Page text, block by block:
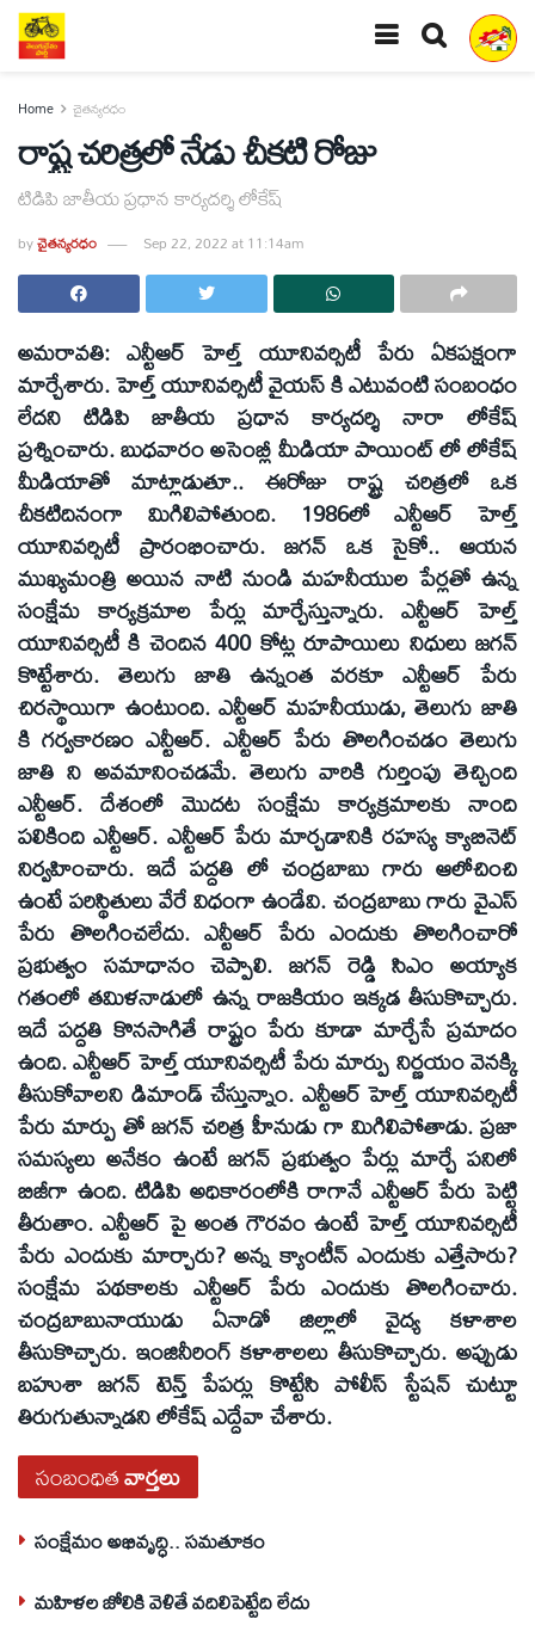
Home చైతన్యరధం
రాష్ట్ర చరిత్రలో నేడు చీకటి రోజు
టిడిపి జాతీయ ప్రధాన కార్యదర్శి లోకేష్‌
byచైతన్యరధం Sep 22, 2022 at 11:14am
అమరావతి: ఎన్టీఆర్‌ హెల్త్‌ యూనివర్సిటీ పేరు ఏకపక్షంగా
మార్చేశారు. హెల్త్‌ యూనివర్సిటీ వైయస్‌ కి ఎటువంటి సంబంధం
లేదని టిడిపి జాతీయ ప్రధాన కార్యదర్శి నారా లోకేష్‌
ప్రశ్నించారు. బుధవారం అసెంబ్లీ మీడియా పాయింట్‌ లో లోకేష్‌
మీడియాతో మాట్లాడుతూ.. ఈరోజు రాష్ట్ర చరిత్రలో ఒక
చీకటిదినంగా మిగిలిపోతుంది. 1986లో ఎన్టీఆర్‌ హెల్త్‌
యూనివర్సిటీ ప్రారంభించారు. జగన్‌ ఒక సైకో.. ఆయన
ముఖ్యమంత్రి అయిన నాటి నుండి మహనీయుల పేర్లతో ఉన్న
సంక్షేమ కార్యక్రమాల పేర్లు మార్చేస్తున్నారు. ఎన్టీఆర్‌ హెల్త్‌
యూనివర్సిటీ కి చెందిన 400 కోట్ల రూపాయిలు నిధులు జగన్‌
కొట్టేశారు. తెలుగు జాతి ఉన్నంత వరకూ ఎన్టీఆర్‌ పేరు
చిరస్థాయిగా ఉంటుంది. ఎన్టీఆర్‌ మహనీయుడు, తెలుగు జాతి
కి గర్వకారణం ఎన్టీఆర్‌. ఎన్టీఆర్‌ పేరు తొలగించడం తెలుగు
జాతి ని అవమానించడమే. తెలుగు వారికి గుర్తింపు తెచ్చింది
ఎన్టీఆర్‌. దేశంలో మొదట సంక్షేమ కార్యక్రమాలకు నాంది
పలికింది ఎన్టీఆర్‌. ఎన్టీఆర్‌ పేరు మార్చడానికి రహస్య క్యాబినెట్‌
నిర్వహించారు. ఇదే పద్దతి లో చంద్రబాబు గారు ఆలోచించి
ఉంటే పరిస్థితులు వేరే విధంగా ఉండేవి. చంద్రబాబు గారు వైఎస్‌
పేరు తొలగించలేదు. ఎన్టీఆర్‌ పేరు ఎందుకు తొలగించారో
ప్రభుత్వం సమాధానం చెప్పాలి. జగన్‌ రెడ్డి సిఎం అయ్యాక
గతంలో తమిళనాడులో ఉన్న రాజకియం ఇక్కడ తీసుకొచ్చారు.
ఇదే పద్దతి కొనసాగితే రాష్ట్రం పేరు కూడా మార్చేసే ప్రమాదం
ఉంది. ఎన్టీఆర్‌ హెల్త్‌ యూనివర్సిటీ పేరు మార్పు నిర్ణయం వెనక్కి
తీసుకోవాలని డిమాండ్‌ చేస్తున్నాం. ఎన్టీఆర్‌ హెల్త్‌ యూనివర్సిటీ
పేరు మార్పు తో జగన్‌ చరిత్ర హీనుడు గా మిగిలిపోతాడు. ప్రజా
సమస్యలు అనేకం ఉంటే జగన్‌ ప్రభుత్వం పేర్లు మార్చే పనిలో
బిజీగా ఉంది. టిడిపి అధికారంలోకి రాగానే ఎన్టీఆర్‌ పేరు పెట్టి
తీరుతాం. ఎన్టీఆర్‌ పై అంత గౌరవం ఉంటే హెల్త్‌ యూనివర్సిటీ
పేరు ఎందుకు మార్చారు? అన్న క్యాంటీన్‌ ఎందుకు ఎత్తేసారు?
సంక్షేమ పథకాలకు ఎన్టీఆర్‌ పేరు ఎందుకు తొలగించారు.
చంద్రబాబునాయుడు ఏనాడో జిల్లాలో వైద్య కళాశాల
తీసుకొచ్చారు. ఇంజినీరింగ్‌ కళాశాలలు తీసుకొచ్చారు. అప్పుడు
బహుశా జగన్‌ టెన్త్‌ పేపర్లు కొట్టేసి పోలీస్‌ స్టేషన్‌ చుట్టూ
తిరుగుతున్నాడని లోకేష్‌ ఎద్దేవా చేశారు.
సంబంధితవార్తలు
సంక్షేమం అభివృద్ధి.. సమతూకం
మహిళల జోలికి వెళితే వదిలిపెట్టేది లేదు